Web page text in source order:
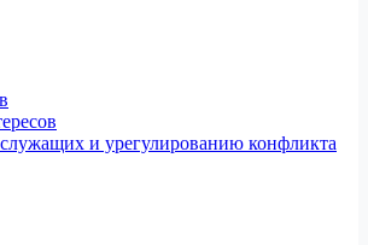
и урегулированию конфликта